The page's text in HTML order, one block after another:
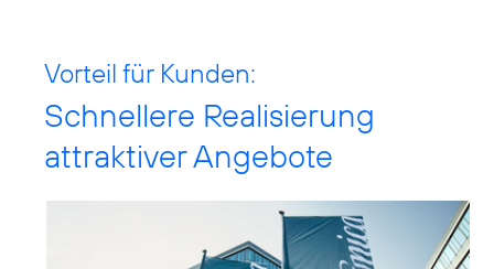
Vorteil für Kunden:
Schnellere Realisierung
attraktiver Angebote